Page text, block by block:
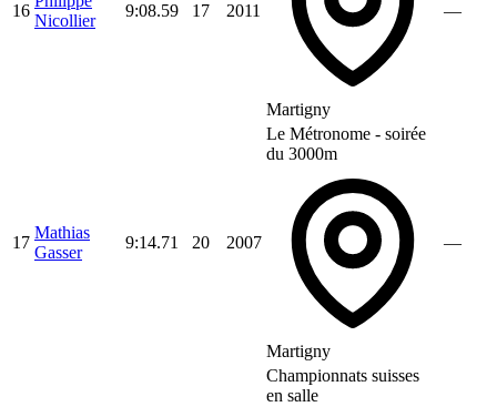
16
Nicollier
9:08.59 17 2011
Martigny
—
17
Mathias
Gasser
9:14.71 20 2007
Le Métronome - soirée
du 3000m
Martigny
—
Championnats suisses
en salle